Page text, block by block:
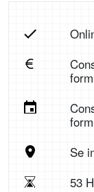
Se
53